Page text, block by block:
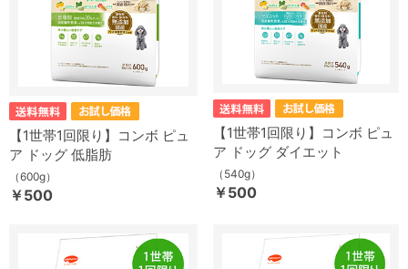
【1世帯1回限り】コンボ ピュ
ア ドッグ 低脂肪
（600g）
￥500
【1世帯1回限り】コンボ ピュ
ア ドッグ ダイエット
（540g）
￥500